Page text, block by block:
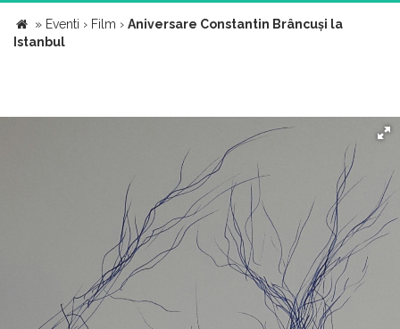
» Eventi › Film › Aniversare Constantin Brâncuși la
Istanbul